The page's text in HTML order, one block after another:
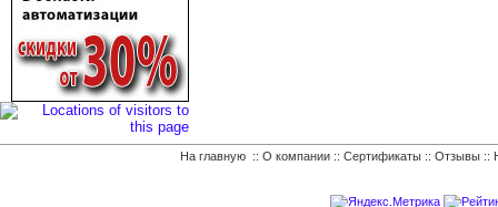
На главную :: О компании :: Сертификаты :: Отзывы ::